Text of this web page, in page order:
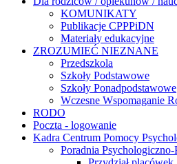
KOMUNIKATY
Publikacje CPPPiDN
Materiały edukacyjne
ZROZUMIEĆ NIEZNANE
Przedszkola
Szkoły Podstawowe
Szkoły Ponadpodstawowe
Wczesne Wspomaganie
RODO
Poczta - logowanie
Kadra Centrum Pomocy
Poradnia Psychologiczno-